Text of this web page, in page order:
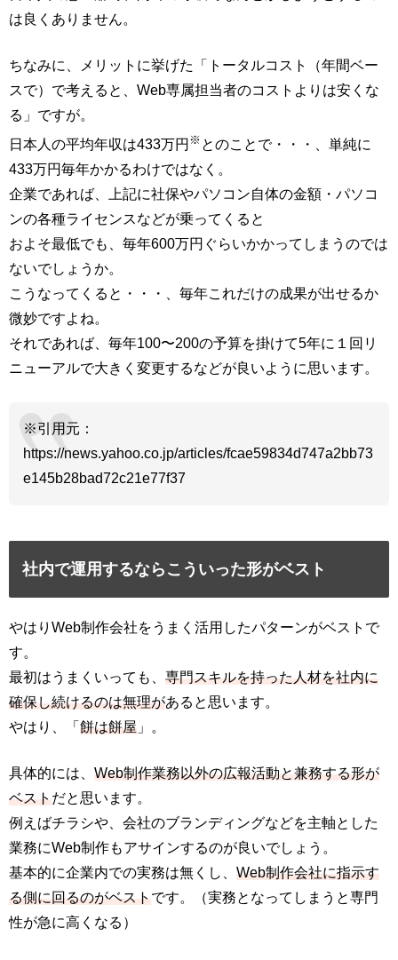
は良くありません。
ちなみに、メリットに挙げた「トータルコスト（年間ベー
スで）で考えると、Web専属担当者のコストよりは安くな
る」ですが。
日本人の平均年収は433万円 ※ とのことで・・・、単純に
433万円毎年かかるわけではなく。
企業であれば、上記に社保やパソコン自体の金額・パソコ
ンの各種ライセンスなどが乗ってくると
およそ最低でも、毎年600万円ぐらいかかってしまうのでは
ないでしょうか。
こうなってくると・・・、毎年これだけの成果が出せるか
微妙ですよね。
それであれば、毎年100〜200の予算を掛けて5年に１回リ
ニューアルで大きく変更するなどが良いように思います。
※引用元：
https://news.yahoo.co.jp/articles/fcae59834d747a2bb73
e145b28bad72c21e77f37
社内で運用するならこういった形がベスト
やはりWeb制作会社をうまく活用したパターンがベストで
す。
最初はうまくいっても、 専門スキルを持った人材を社内に
確保し続けるのは無理があると思います。
やはり、「 餅は餅屋 」。
具体的には、 Web制作業務以外の広報活動と兼務する形が
ベストだと思います。
例えばチラシや、会社のブランディングなどを主軸とした
業務にWeb制作もアサインするのが良いでしょう。
基本的に企業内での実務は無くし、 Web制作会社に指示す
る側に回るのがベストです。（実務となってしまうと専門
性が急に高くなる）